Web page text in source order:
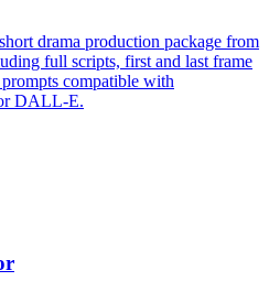
drama production package from
full scripts, first and last frame
compatible with
DALL-E.